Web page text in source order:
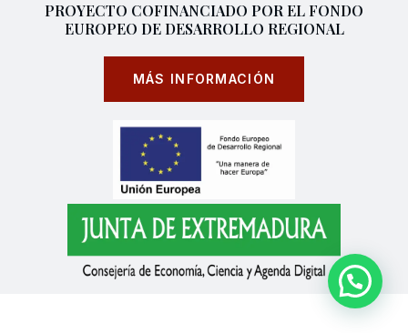
PROYECTO COFINANCIADO POR EL FONDO
EUROPEO DE DESARROLLO REGIONAL
MÁS INFORMACIÓN